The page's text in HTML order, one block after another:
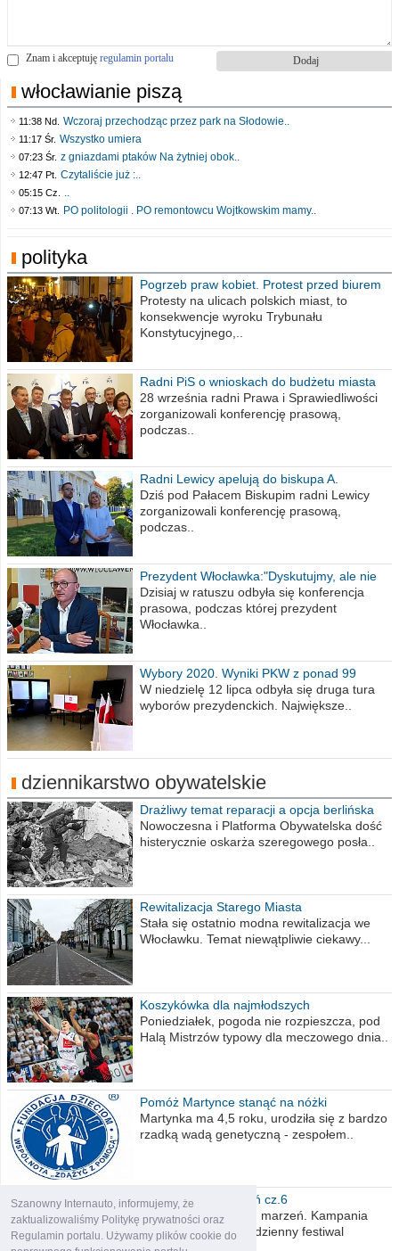
Szanowny Internauto, informujemy, że
zaktualizowaliśmy Politykę prywatności oraz
Regulamin portalu. Używamy plików cookie do
Znam i akceptuję regulamin portalu
włocławianie piszą
11:38 Nd. Wczoraj przechodząc przez park na Słodowie..
11:17 Śr. Wszystko umiera
07:23 Śr. z gniazdami ptaków Na żytniej obok..
12:47 Pt. Czytaliście już :..
05:15 Cz. ..
07:13 Wt. PO politologii . PO remontowcu Wojtkowskim mamy..
polityka
Pogrzeb praw kobiet. Protest przed biurem
poselskim PiS
Protesty na ulicach polskich miast, to
konsekwencje wyroku Trybunału
Konstytucyjnego,..
Radni PiS o wnioskach do budżetu miasta
na 2021 rok
28 września radni Prawa i Sprawiedliwości
zorganizowali konferencję prasową,
podczas..
Radni Lewicy apelują do biskupa A.
Wiesława Meringa
Dziś pod Pałacem Biskupim radni Lewicy
zorganizowali konferencję prasową,
podczas..
Prezydent Włocławka:"Dyskutujmy, ale nie
obrażajmy się”
Dzisiaj w ratuszu odbyła się konferencja
prasowa, podczas której prezydent
Włocławka..
Wybory 2020. Wyniki PKW z ponad 99
procent obwodów
W niedzielę 12 lipca odbyła się druga tura
wyborów prezydenckich. Największe..
dziennikarstwo obywatelskie
Drażliwy temat reparacji a opcja berlińska
Nowoczesna i Platforma Obywatelska dość
histerycznie oskarża szeregowego posła..
Rewitalizacja Starego Miasta
Stała się ostatnio modna rewitalizacja we
Włocławku. Temat niewątpliwie ciekawy...
Koszykówka dla najmłodszych
Poniedziałek, pogoda nie rozpieszcza, pod
Halą Mistrzów typowy dla meczowego dnia..
Pomóż Martynce stanąć na nóżki
Martynka ma 4,5 roku, urodziła się z bardzo
rzadką wadą genetyczną - zespołem..
Polska moich marzeń cz.6
Nadszedł kres moich marzeń. Kampania
wyborcza czyli niecodzienny festiwal
obietnic,..